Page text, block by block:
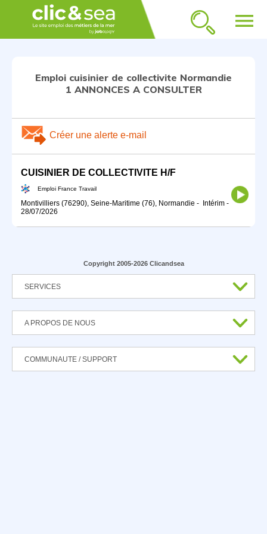
menu
Emploi cuisinier de collectivite Normandie
1 ANNONCES A CONSULTER
Créer une alerte e-mail
CUISINIER DE COLLECTIVITE H/F
Emploi France Travail
Montivilliers (76290), Seine-Maritime (76), Normandie - Intérim -
28/07/2026
Copyright 2005-2026 Clicandsea
SERVICES
A PROPOS DE NOUS
COMMUNAUTE / SUPPORT